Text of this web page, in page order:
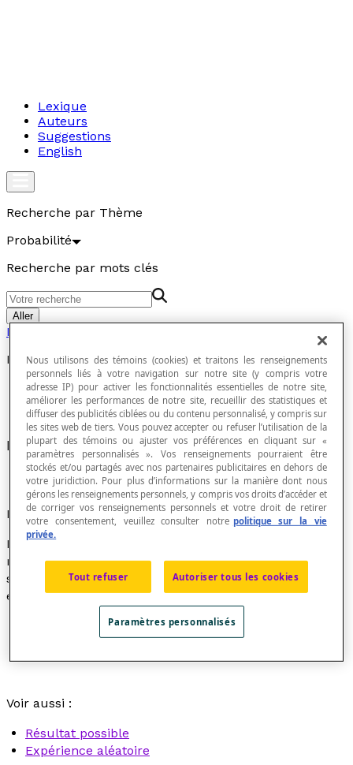
Lexique
Auteurs
Suggestions
English
Recherche par Thème
Probabilité
Recherche par mots clés
Aller
Probabilité
Résultat d'une expérience aléatoire
Issue possible d'uneexpérience aléatoire.
Exemple
Dans l'expérience aléatoire qui consiste à lancer un dé
régulier à six faces et à noter le résultat qui apparait
sur la face supérieure, les résultats possibles de cette
expérience aléatoire sont : 1, 2, 3, 4, 5 et 6.
Voir aussi :
Résultat possible
Expérience aléatoire
Nous utilisons des témoins (cookies) et traitons les renseignements
personnels liés à votre navigation sur notre site (y compris votre
adresse IP) pour activer les fonctionnalités essentielles de notre site,
améliorer les performances de notre site, recueillir des statistiques et
diffuser des publicités ciblées ou du contenu personnalisé, y compris sur
les sites web de tiers. Vous pouvez accepter ou refuser l’utilisation de la
plupart des témoins ou ajuster vos préférences en cliquant sur «
paramètres personnalisés ». Vos renseignements pourraient être
stockés et/ou partagés avec nos partenaires publicitaires en dehors de
votre juridiction. Pour plus d’informations sur la manière dont nous
gérons les renseignements personnels, y compris vos droits d’accéder et
de corriger vos renseignements personnels et votre droit de retirer
votre consentement, veuillez consulter notre politique sur la vie
privée.
Tout refuser Autoriser tous les cookies
Paramètres personnalisés